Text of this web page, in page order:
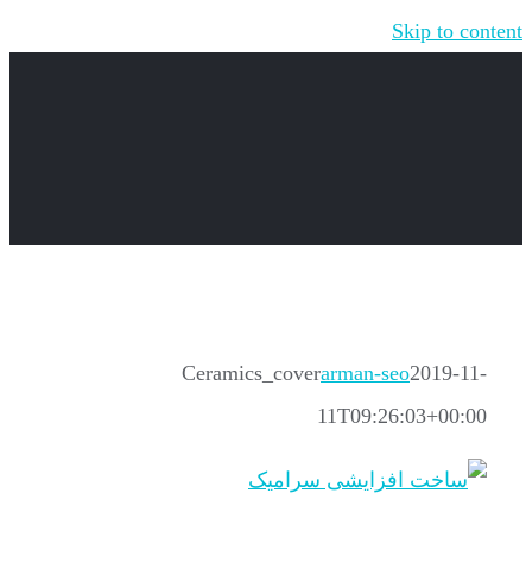
Skip to content
Ceramics_coverarman-seo2019-11-
11T09:26:03+00:00